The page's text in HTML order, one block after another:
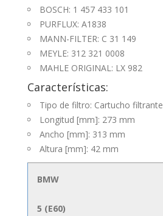
BOSCH: 1 457 433 101
PURFLUX: A1838
MANN-FILTER: C 31 149
MEYLE: 312 321 0008
MAHLE ORIGINAL: LX 982
Características:
Tipo de filtro: Cartucho filtrante
Longitud [mm]: 273 mm
Ancho [mm]: 313 mm
Altura [mm]: 42 mm
BMW
5 (E60)